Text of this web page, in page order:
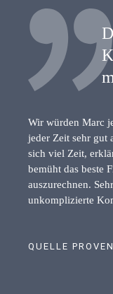
Wir würden Marc
jeder Zeit sehr gut
sich viel Zeit,
bemüht das beste
auszurechnen.
unkomplizierte
QUELLE